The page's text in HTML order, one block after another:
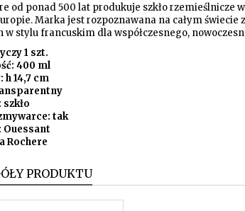
od ponad 500 lat produkuje szkło rzemieślnicze
Marka jest rozpoznawana na całym
w stylu francuskim dla współczesnego,
1 szt.
400 ml
h 14,7 cm
tak
Ouessant
Rochere
PRODUKTU